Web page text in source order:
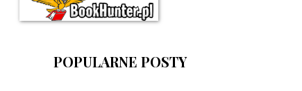
POPULARNE POSTY